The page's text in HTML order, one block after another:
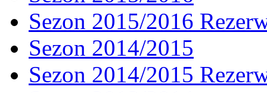
Sezon 2015/2016
Sezon 2014/2015
Sezon 2014/2015